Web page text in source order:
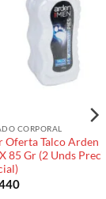
CORPORAL
Oferta Talco Arden
85 Gr (2 Unds